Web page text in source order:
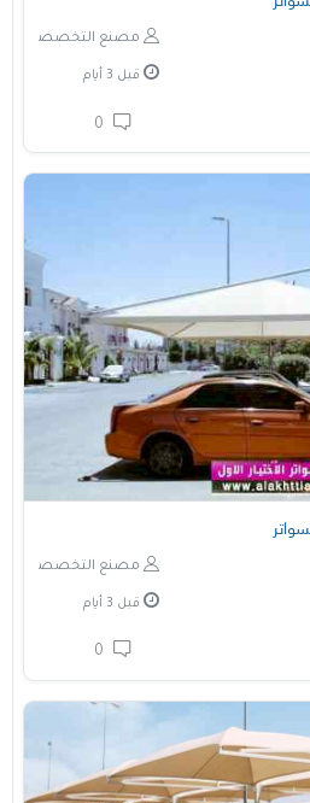
مصنع التخصصي
قبل 3 أيام
مصنع التخصصي
قبل 3 أيام